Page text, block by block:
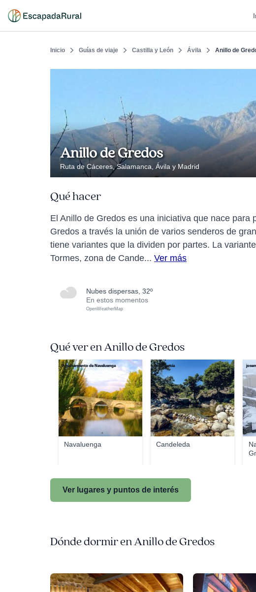
Inicio Guías de viaje Castilla y León Ávila Anillo de
Anillo de Gredos
Ruta de Cáceres, Salamanca, Ávila y Madrid
Qué hacer
El Anillo de Gredos es una iniciativa que nace
Gredos a través la unión de varios senderos de
tiene variantes que la dividen por partes. La
Tormes, zona de Cande... Ver más
nubes dispersas, 32º
En estos momentos
OpenWeatherMap
Qué ver en Anillo de Gredos
Navaluenga
Ayuntamiento de Navaluenga
Candeleda
Ariel García
Ver lugares y puntos de interés
Dónde dormir en Anillo de Gredos